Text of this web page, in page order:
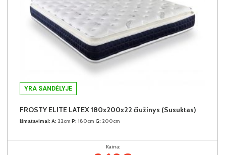
YRA SANDĖLYJE
FROSTY ELITE LATEX 180x200x22 čiužinys (Susuktas)
Išmatavimai: A: 22cm P: 180cm G: 200cm
Kaina: